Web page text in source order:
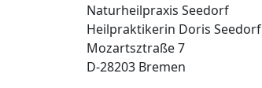
Naturheilpraxis Seedorf
Heilpraktikerin Doris Seedorf
Mozartsztraße 7
D-28203 Bremen